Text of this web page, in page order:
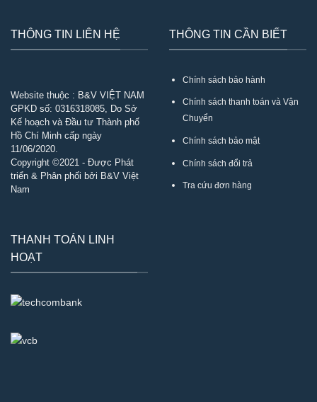
THÔNG TIN LIÊN HỆ
Website thuộc : B&V VIỆT NAM
GPKD số: 0316318085 , Do Sở
Kế hoạch và Đầu tư Thành phố
Hồ Chí Minh cấp ngày
11/06/2020.
Copyright ©2021 - Được Phát
triển & Phân phối bởi B&V Việt
Nam
THÔNG TIN CẦN BIẾT
Chính sách bảo hành
Chính sách thanh toán và Vận
Chuyển
Chính sách bảo mật
Chính sách đổi trả
Tra cứu đơn hàng
THANH TOÁN LINH
HOẠT